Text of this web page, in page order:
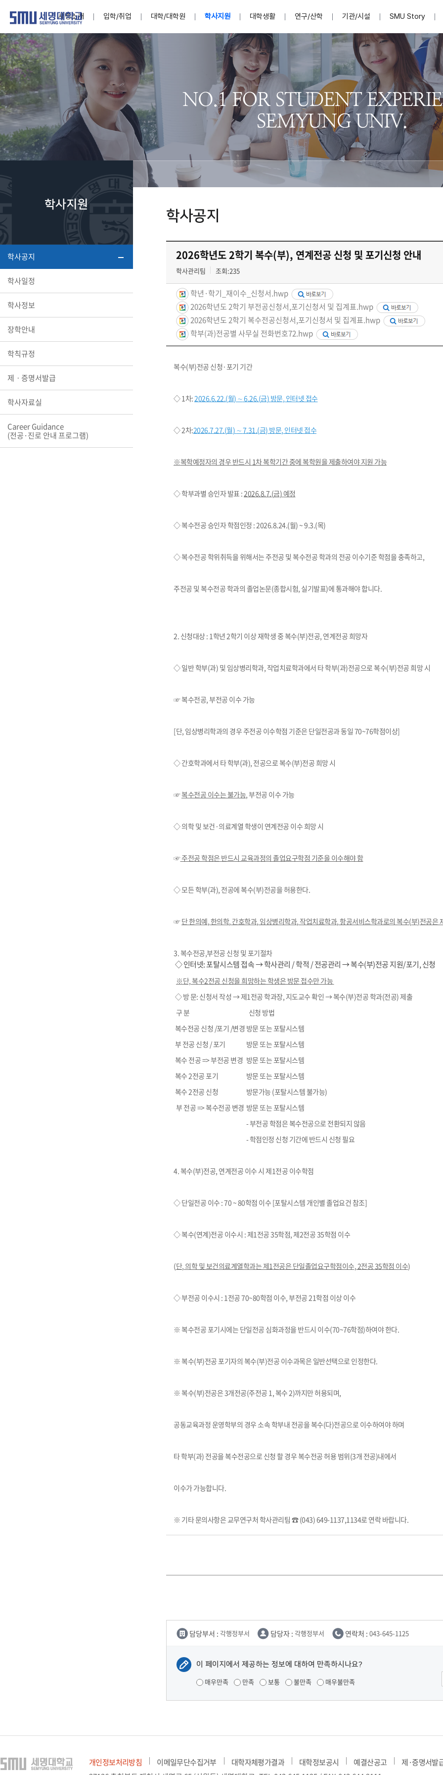
세명소개
세명소개
인재양성이 국가의 미래
세상을 밝게 비추는 인재양성
사이버투어 홍보브로슈어
설립자발자취 이사장인사말 법인소개
자매회사
임원현황
이사회(개
학교법인
열린총장실
인사말 역대총장
제8,9대 총장 이용걸
제6,7대 총장 김유성
제5대 총장 김광림
건학이념 세명인재상 인재상과 5대핵
대학소개
2020년대
2000년대
1990년대
예결산공고(감사보고)
적립금운용현황
대학평의원회
세명2030+
교양교육 체계도
전공 체계도
캠퍼스투어
입학/취업
입학/취업
인재양성이 국가의 미래
세상을 밝게 비추는 인재양성
사이버투어 홍보브로슈어
입학홈페이지 입학정보통합시스템(합격조
일반ㆍ경영행정복지대학원 저널리즘대학원
International
Students
취·창업지원처
취·창업지원처 소개 학생종합경력시스템
대학/대학원
대학/대학원
인재양성이 국가의 미래
세상을 밝게 비추는 인재양성
사이버투어 홍보브로슈어
인문예술대학
미디어콘텐츠창작학과
외국어학부
아트앤산업디자인학과
실내디자인학과
시각·영상디자인학과
패션디자인학과
공연예술학과
영화웹툰애니메이션학과
미디어문화학부
사회과학대학
경찰학과
행정학과
법학과
부동산지적학과
소방방재학과
경영학과
회계세무금융학과
글로벌물류학과
호텔경영학과
관광경영학과
대학원
일반ㆍ경영행정복지대학원 저널리즘대학원
평생교육원
학사지원
학사지원
인재양성이 국가의 미래
세상을 밝게 비추는 인재양성
사이버투어 홍보브로슈어
학사정보
교직과정안내
교직교육 목적 및 교육목표
이수안내
교직과목 해설
신청서 다운로드
연계전공
연계전공안내
e-Book디자인ㆍ제
정밀의료인공지능
화장품생명융합학
AI융합전공
스마트이차전지시스
센서반도체융합전공
국내대학 학점교류 전과ㆍ복수(부)전공
전과
학적부사항정정
장학제도 장학금신청ㆍ지급
학칙규정
제ㆍ증명서발급
학사자료실
Career Guidance
대학생활
대학생활
인재양성이 국가의 미래
세상을 밝게 비추는 인재양성
사이버투어 홍보브로슈어
대학생활 안내영상
학생상담/심리 권익보호 사회봉사지원
센터 및 조직소
규정집
주요업무
봉사단운영
학생활동
대학축제 학생자치기구 학생커뮤니티
시설이용
통학버스
통학증(월 정기권) 이용 안내
국제교류
국내외 교류현황
해외어학연수
대학생 병무행정(군입영)
예비군연대소개 전입신청안내 교육훈련
ROTC란
소대장 생활
학군단소개
봉사활동
학군단 건물
IT지원안내
연구/산학
연구/산학
인재양성이 국가의 미래
세상을 밝게 비추는 인재양성
사이버투어 홍보브로슈어
산학협력단
산학협력단 소개 연구지원 지식재산권
교내연구지원
교내학술연구비 지원 국제학술지 논문게재
국제학술회의 참가경비 지원
학술대회 참가
세명대학교 연구윤리 생명윤리위원회
LINC+ 사업단
기관/시설
기관/시설
인재양성이 국가의 미래
세상을 밝게 비추는 인재양성
사이버투어 홍보브로슈어
기구조직표
교육혁신·학생성공본부 대학혁신사업단
대학본부
교무연구처 기획실 학생처 사무처
산학협력단
부속기관
학술정보원 평생교육원 편집방송국
부설연구소
연구소 조직
학술·연구활동 실적
논문집
연구소소개
연구소 조직
학술·연구활동 실적
논문집 검색
연구소 조직
학술·연구활동 실적
제천시농촌협약지원센터
SMU Story
SMU Story
인재양성이 국가의 미래
세상을 밝게 비추는 인재양성
사이버투어 홍보브로슈어
News@SMU
일반공지 장학 및 학사안내 입찰공고
교원(강사,겸임교원포함)채용정보
행사안내
Photo SMU
학생활동
온라인접수시스템
해카톤 경진대회
소통·공감
인재양성이 국가의 미래
세상을 밝게 비추는 인재양성
사이버투어 홍보브로슈어
소통·공감
학교기업
인재양성이 국가의 미래
세상을 밝게 비추는 인재양성
사이버투어 홍보브로슈어
세명네이처
세네뜨리아
S:MU 스포츠 아카데
미
S:MU LifeLap 다이
S:MU FoodLap 또
학사지원
학사공지
학사일정
학사정보
장학안내
학칙규정
제ㆍ증명서발급
학사자료실
Career Guidance
(전공·진로 안내 프로그램)
학사공지
2026학년도 2학기 복수(부), 연계전공 신청 및 포기신청 안내
학사관리팀 조회:235
학년·학기_재이수_신청서.hwp
2026학년도 2학기 부전공신청서,포기신청서 및 집계표.hwp
2026학년도 2학기 복수전공신청서,포기신청서 및 집계표.hwp
학부(과)전공별 사무실 전화번호72.hwp
복수(부)전공 신청 · 포기 기간
◇1차:2026.6.22.(월) ∼6.26.(금) 방문 인터넷 접수
◇ 2차:2026.7.27.(월) ∼7 .31.(금) 방문 인터넷 접수
※복학예정자의 경우 반드시 1차 복학기간 중에 복학원을 제출하여야 지원 가능
◇ 학부과별 승인자 발표 :2026.8.7.(금) 예정
◇ 복수전공 승인자 학점인정 :2026.8.24.(월) ~ 9.3.(목)
◇ 복수전공 학위취득을 위해서는 주전공 및 복수전공 학과의 전공 이수기준 학점을 충족하고
주전공 및 복수전공 학과의 졸업논문(종합시험 실기발표)에 통과해야 합니다.
2. 신청대상: 1학년 2학기 이상 재학생중 복수(부)전공 연계전공 희망자
◇ 일반 학부(과) 및 임상병리학과, 작업치료학과에서 타 학부(과)전공으로 복수(부)전공 희망 시
☞ 복수전공 부전공 이수 가능
[단, 임상병리학과의 경우 주전공 이수학점 기준은 단일전공과 동일 70~76학점이상]
◇ 간호학과에서 타 학부(과), 전공으로 복수(부)전공 희망 시
☞복수전공 이수는 불가능 부전공 이수 가능
◇ 의학 및 보건 ·의료계열 학생이 연계전공 이수 희망 시
☞주전공 학점은 반드시 교육과정의 졸업요구학점 기준을 이수해야 함
◇ 모든 학부(과), 전공에 복수(부)전공을 허용한다.
☞단 한의예 한의학, 간호학과, 임상병리학과, 작업치료학과, 항공서비스학과로의 복수(부)전공은
3. 복수전공,부전공 신청 및 포기절차
◇ 인터넷:포탈시스템 접속 → 학사관리 /학적 /전공관리 → 복수(부)전공 지원/포기,신청
※단, 복수2전공 신청을 희망하는 학생은 방문 접수만 가능
◇ 방 문: 신청서 작성 → 제1 전공 학과장, 지도교수 확인 → 복수(부)전공 학과(전공)제출
구 분
신청 방법
복수전공 신청 /포기 /변경 방문 또는 포탈시스템
부 전공 신청 /포기
방문 또는 포탈시스템
복수 전공=>부전공 변경 방문 또는 포탈시스템
복수2전공 포기
방문 또는 포탈시스템
복수2전공 신청 방문가능 (포탈시스템 불가능)
부 전공=> 복수전공 변경 방문 또는 포탈시스템
-부전공 학점은 복수전공으로 전환되지 않음
-학점인정 신청 기간에 반드시 신청 필요
4. 복수(부)전공 연계전공 이수 시 제1전공 이수학점
◇ 단일전공 이수 : 70 ~ 80학점 이수 [포탈시스템 개인별 졸업요건 참조]
◇ 복수(연계)전공 이수시 :제1 전공 35학점 제2전공 35학점 이수
(단, 의학 및 보건의료계열학과는 제1 전공은 단일졸업요구학점이수 , 2전공 35학점 이수)
◇ 부전공 이수시 : 1 전공70~80학점 이수 부전공21학점 이상 이수
※ 복수전공 포기시에는 단일전공 심화과정을 반드시 이수(70~76학점)하여야 한다.
※ 복수(부)전공 포기자의 복수(부)전공 이수과목은 일반선택으로 인정한다.
※ 복수(부)전공은 3개전공(주전공 1, 복수2)까지만 허용되며
공동교육과정 운영학부의 경우 소속 학부내 전공을 복수(다)전공으로 이수하여야 하며
타 학부(과) 전공을 복수전공으로 신청 할 경우 복수전공 허용 범위(3개 전공)내에서
이수가 가능합니다.
※ 기타 문의사항은 교무연구처 학사관리팀 ☎(043) 649-1137,1134로 연락 바랍니다.
담당부서 : 각행정부서 담당자 : 각행정부서 연락처 : 043-645-1125
이 페이지에서 제공하는 정보에 대하여 만족하시나요?
매우만족 만족 보통 불만족 매우불만족
개인정보처리방침 이메일무단수집거부 대학자체평가결과 대학정보공시 예결산공고 제·증명서발